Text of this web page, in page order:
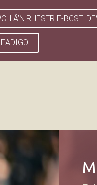
Â’N RHESTR E-BOST.